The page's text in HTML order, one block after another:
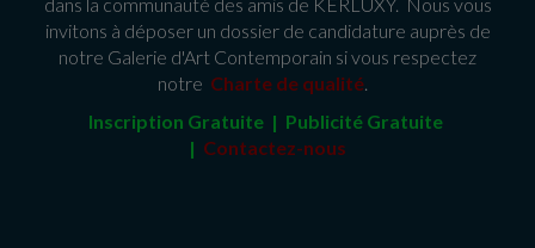
invitons à déposer un dossier de candidature auprès de
notre Galerie d'Art Contemporain si vous respectez
notre Charte de qualité.
Inscription Gratuite | Publicité Gratuite
| Contactez-nous